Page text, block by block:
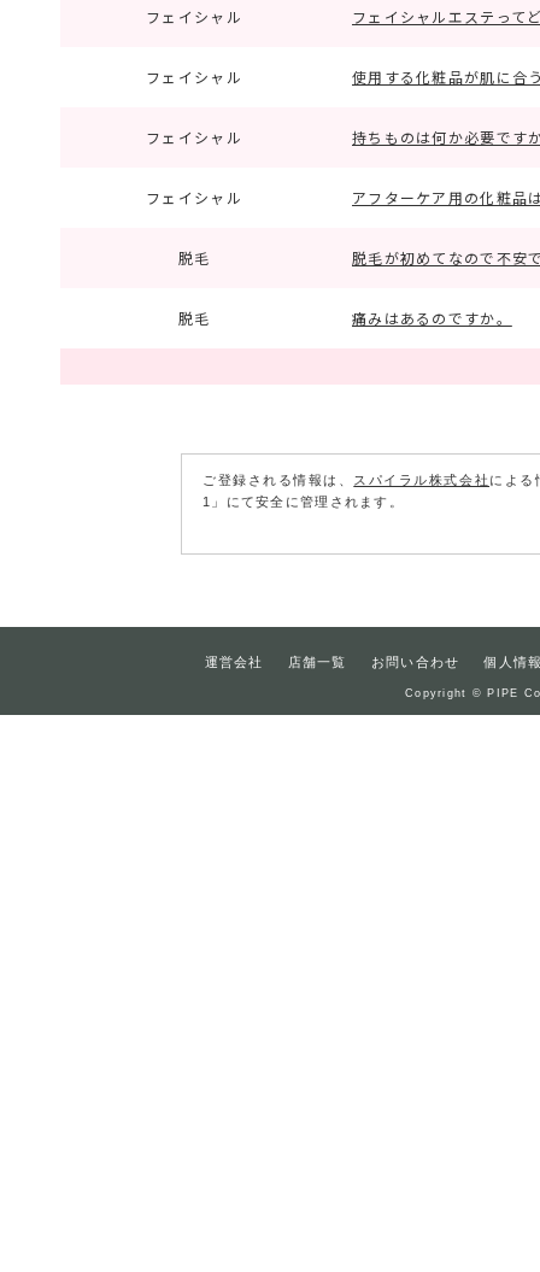
フェイシャル フェイシャルエステって
フェイシャル 使用する化粧品が肌に合
フェイシャル 持ちものは何か必要です
フェイシャル アフターケア用の化粧品
脱毛 脱毛が初めてなので不安
脱毛 痛みはあるのですか。
ご登録される情報は、 スパイラル株式会社 による
1」にて安全に管理されます。
運営会社 店舗一覧 お問い合わせ 個人情
Copyright © PIPE